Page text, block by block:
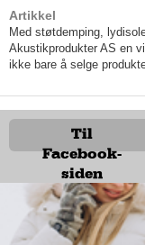
Artikkel
Med støtdemping,
Akustikprodukter AS en
ikke bare å selge
Til
Facebook-
siden